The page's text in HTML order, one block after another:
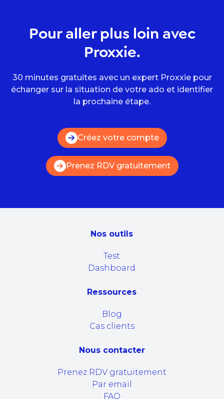
Pour aller plus loin avec
Proxxie.
30 minutes gratuites avec un expert Proxxie pour
échanger sur la situation de votre ado et identifier
la prochaine étape.
Créez votre compte
Prenez RDV gratuitement
Nos outils
Test
Dashboard
Ressources
Blog
Cas clients
Nous contacter
Prenez RDV gratuitement
Par email
FAQ